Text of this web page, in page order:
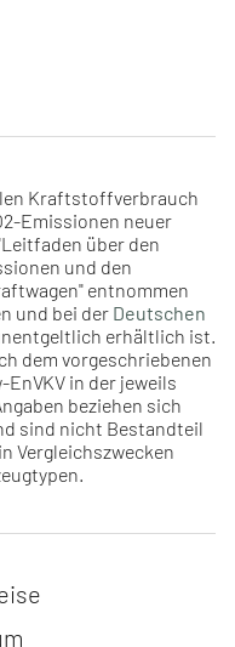
Kraftstoffverbrauch
Emissionen neuer
über den
und den
entnommen
und bei der Deutschen
erhältlich ist.
dem vorgeschriebenen
EnVKV in der jeweils
beziehen sich
sind nicht Bestandteil
Vergleichszwecken